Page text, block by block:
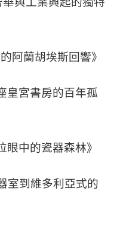
阿蘭胡埃斯回響》
皇宮書房的百年孤
中的瓷器森林》
室到維多利亞式的